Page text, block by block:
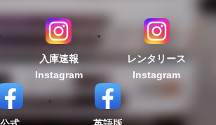
入庫速報
Instagram
レンタリース
Instagram